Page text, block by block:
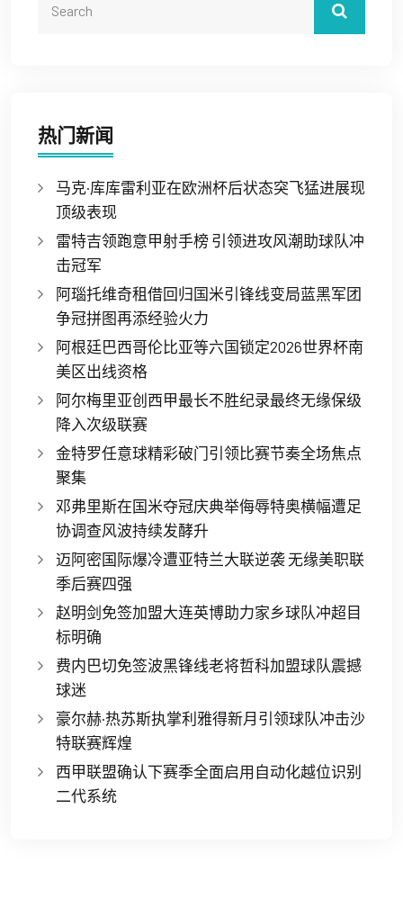
热门新闻
马克·库库雷利亚在欧洲杯后状态突飞猛进展现
顶级表现
雷特吉领跑意甲射手榜 引领进攻风潮助球队冲
击冠军
阿瑙托维奇租借回归国米引锋线变局蓝黑军团
争冠拼图再添经验火力
阿根廷巴西哥伦比亚等六国锁定2026世界杯南
美区出线资格
阿尔梅里亚创西甲最长不胜纪录最终无缘保级
降入次级联赛
金特罗任意球精彩破门引领比赛节奏全场焦点
聚集
邓弗里斯在国米夺冠庆典举侮辱特奥横幅遭足
协调查风波持续发酵升
迈阿密国际爆冷遭亚特兰大联逆袭 无缘美职联
季后赛四强
赵明剑免签加盟大连英博助力家乡球队冲超目
标明确
费内巴切免签波黑锋线老将哲科加盟球队震撼
球迷
豪尔赫·热苏斯执掌利雅得新月引领球队冲击沙
特联赛辉煌
西甲联盟确认下赛季全面启用自动化越位识别
二代系统